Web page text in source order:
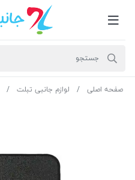
صفحه اصلی لوازم جانبی تبلت